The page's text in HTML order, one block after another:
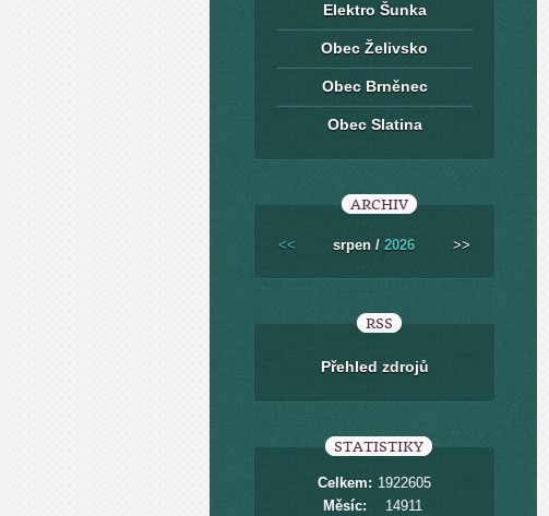
Elektro Šunka
Obec Želivsko
Obec Brněnec
Obec Slatina
ARCHIV
<< srpen / 2026 >>
RSS
Přehled zdrojů
STATISTIKY
Celkem: 1922605
Měsíc:
14911